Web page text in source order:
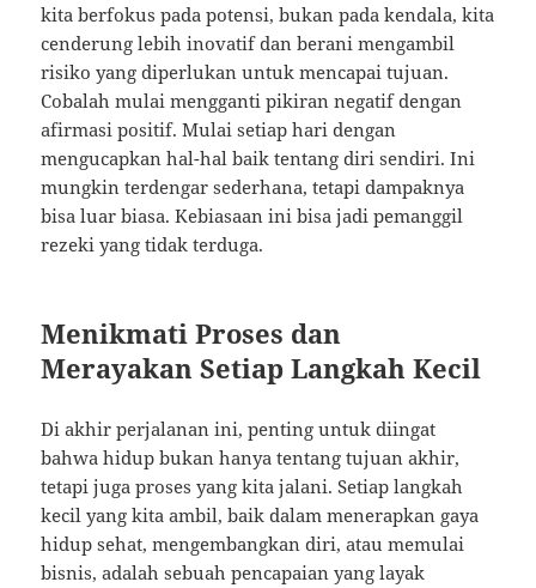
kita berfokus pada potensi, bukan pada kendala, kita
cenderung lebih inovatif dan berani mengambil
risiko yang diperlukan untuk mencapai tujuan.
Cobalah mulai mengganti pikiran negatif dengan
afirmasi positif. Mulai setiap hari dengan
mengucapkan hal-hal baik tentang diri sendiri. Ini
mungkin terdengar sederhana, tetapi dampaknya
bisa luar biasa. Kebiasaan ini bisa jadi pemanggil
rezeki yang tidak terduga.
Menikmati Proses dan
Merayakan Setiap Langkah Kecil
Di akhir perjalanan ini, penting untuk diingat
bahwa hidup bukan hanya tentang tujuan akhir,
tetapi juga proses yang kita jalani. Setiap langkah
kecil yang kita ambil, baik dalam menerapkan gaya
hidup sehat, mengembangkan diri, atau memulai
bisnis, adalah sebuah pencapaian yang layak